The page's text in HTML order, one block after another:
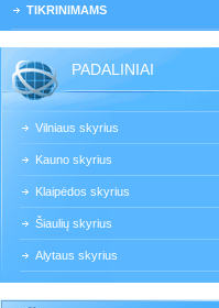
TIKRINIMAMS
PADALINIAI
Vilniaus skyrius
Kauno skyrius
Klaipėdos skyrius
Šiaulių skyrius
Alytaus skyrius